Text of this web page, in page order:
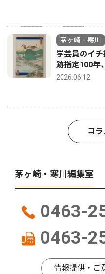
茅ヶ崎・寒川
学芸員のイ
跡指定100年
2026.06.12
コ
茅ヶ崎・寒川編集室
0463-
0463-
情報提供・ご